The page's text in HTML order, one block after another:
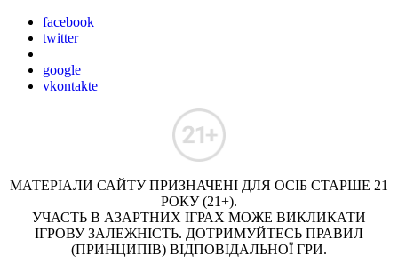
facebook
twitter
google
vkontakte
МАТЕРІАЛИ САЙТУ ПРИЗНАЧЕНІ ДЛЯ ОСІБ СТАРШЕ 21
РОКУ (21+).
УЧАСТЬ В АЗАРТНИХ ІГРАХ МОЖЕ ВИКЛИКАТИ
ІГРОВУ ЗАЛЕЖНІСТЬ. ДОТРИМУЙТЕСЬ ПРАВИЛ
(ПРИНЦИПІВ) ВІДПОВІДАЛЬНОЇ ГРИ.